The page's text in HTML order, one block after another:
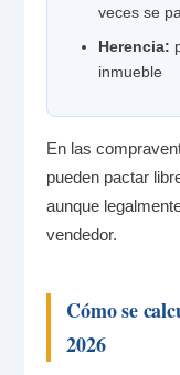
veces se
Herencia:
inmueble
En las
pueden pactar
aunque
vendedor.
Cómo se
2026